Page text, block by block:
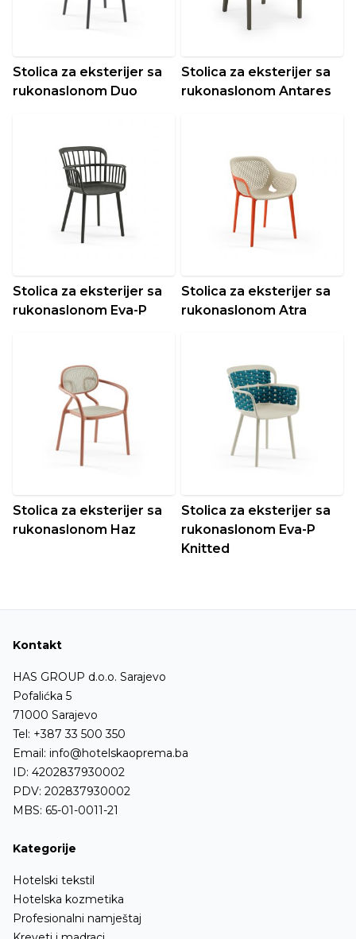
Stolica za eksterijer sa
rukonaslonom Duo
Stolica za eksterijer sa
rukonaslonom Antares
Stolica za eksterijer sa
rukonaslonom Eva-P
Stolica za eksterijer sa
rukonaslonom Atra
Stolica za eksterijer sa
rukonaslonom Haz
Stolica za eksterijer sa
rukonaslonom Eva-P
Knitted
Kontakt
HAS GROUP d.o.o. Sarajevo
Pofalićka 5
71000 Sarajevo
Tel: +387 33 500 350
Email: info@hotelskaoprema.ba
ID: 4202837930002
PDV: 202837930002
MBS: 65-01-0011-21
Kategorije
Hotelski tekstil
Hotelska kozmetika
Profesionalni namještaj